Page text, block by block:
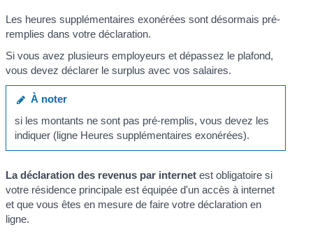
Les heures supplémentaires exonérées sont désormais pré-
remplies dans votre déclaration.
Si vous avez plusieurs employeurs et dépassez le plafond,
vous devez déclarer le surplus avec vos salaires.
À noter
si les montants ne sont pas pré-remplis, vous devez les
indiquer (ligne Heures supplémentaires exonérées).
La déclaration des revenus par internet est obligatoire si
votre résidence principale est équipée d'un accès à internet
et que vous êtes en mesure de faire votre déclaration en
ligne.